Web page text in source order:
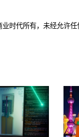
时代所有，未经允许